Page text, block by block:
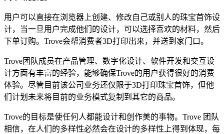
用户可以直接在浏览器上创建、修改自己或别人的珠宝首饰设
计，当一旦用户完成他们的设计，可以选择喜欢的材料，然后
下单订购。Trove会帮消费者3D打印出来，并送到家门口。
Trove团队成员在产品管理、数字化设计、软件开发和交互设
计方面有丰富的经验，能够确保Trove的用户获得很好的消费
体验。尽管目前该公司业务还仅限于3D打印珠宝首饰，但他
们计划未来将目前的业务模式复制到其它的商品。
Trove的目标是使任何人都能设计和创作美的事物。Trove 团队
相信，在人们的多样性必然会在设计的多样性上得到体现，每